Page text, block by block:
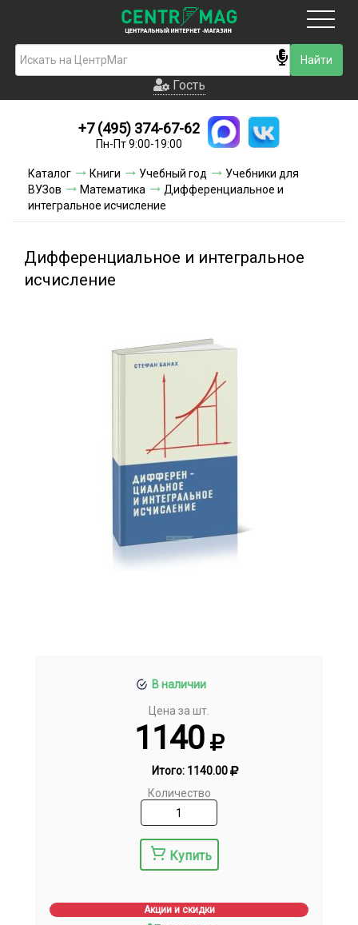
Гость
Новинки
Условия доставки
Условия оплаты
Гость
+7 (495) 374-67-62
Пн-Пт 9:00-19:00
Каталог Книги Учебный год
Учебники для
ВУЗов
Математика
Дифференциальное и
интегральное исчисление
Дифференциальное и интегральное
исчисление
В наличии
Цена за шт.
1140
Итого: 1140.00
Количество
Купить
Акции и скидки